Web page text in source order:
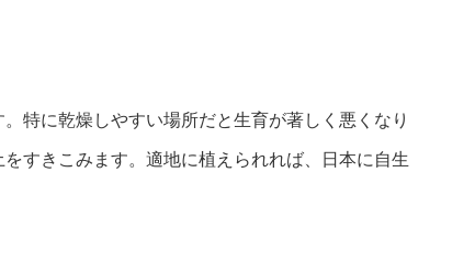
特に乾燥しやすい場所だと生育が著しく悪くなり
すきこみます。適地に植えられれば、日本に自生